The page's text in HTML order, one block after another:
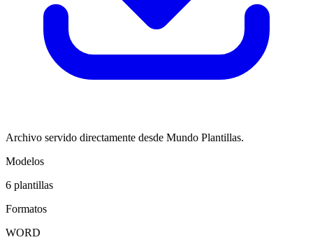
Archivo servido directamente desde Mundo Plantillas.
Modelos
6 plantillas
Formatos
WORD